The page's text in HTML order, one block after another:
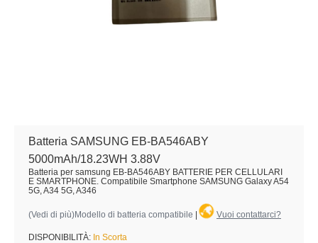
Batteria SAMSUNG EB-BA546ABY
5000mAh/18.23WH 3.88V
Batteria per samsung EB-BA546ABY BATTERIE PER CELLULARI
E SMARTPHONE. Compatibile Smartphone SAMSUNG Galaxy A54
5G, A34 5G, A346
(Vedi di più)Modello di batteria compatibile Vuoi contattarci?
DISPONIBILITÀ: In Scorta